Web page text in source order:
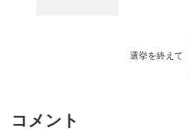
選挙を終えて
コメント